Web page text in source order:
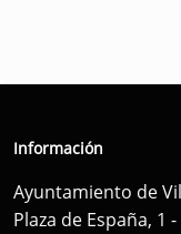
Información
Ayuntamiento de
Plaza de España, 1